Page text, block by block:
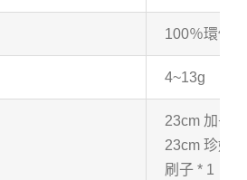
100％環保
4~13g
23cm 加長
23cm 珍奶
刷子 * 1